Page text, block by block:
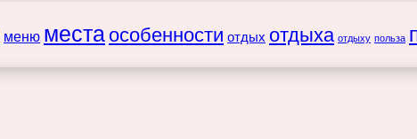
меню места особенности отдых отдыха отдыху польза